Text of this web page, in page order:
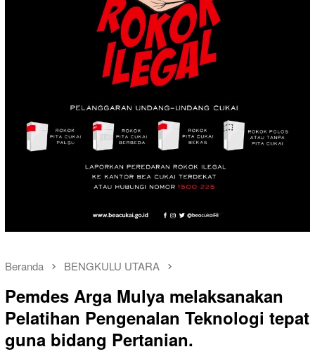
Beranda BENGKULU UTARA
Pemdes Arga Mulya melaksanakan
Pelatihan Pengenalan Teknologi tepat
guna bidang Pertanian.